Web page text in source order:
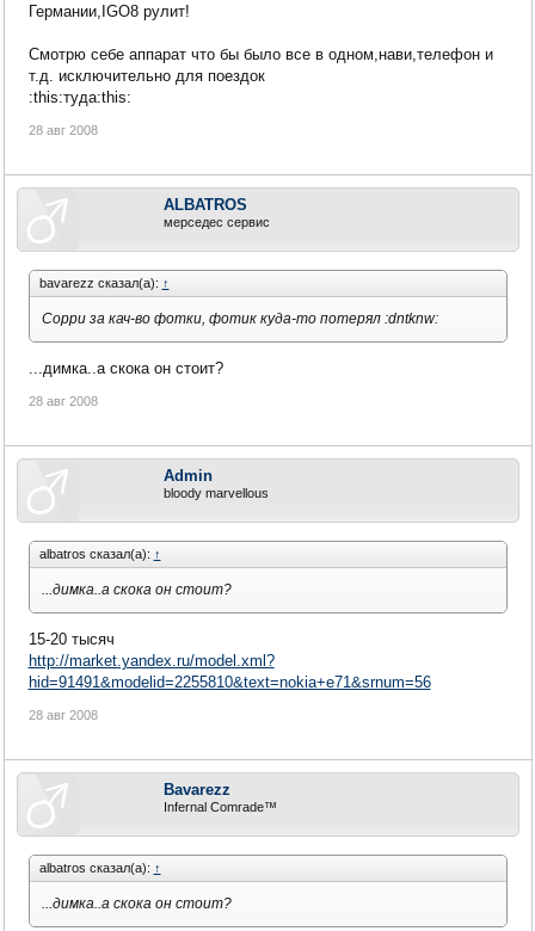
Германии,IGO8 рулит!
Смотрю себе аппарат что бы было все в одном,нави,телефон и
т.д. исключительно для поездок
:this:туда:this:
28 авг 2008
ALBATROS
мерседес сервис
bavarezz сказал(а): ↑
Сорри за кач-во фотки, фотик куда-то потерял :dntknw:
...димка..а скока он стоит?
28 авг 2008
Admin
bloody marvellous
albatros сказал(а): ↑
...димка..а скока он стоит?
15-20 тысяч
http://market.yandex.ru/model.xml?
hid=91491&modelid=2255810&text=nokia+e71&srnum=56
28 авг 2008
Bavarezz
Infernal Comrade™
albatros сказал(а): ↑
...димка..а скока он стоит?